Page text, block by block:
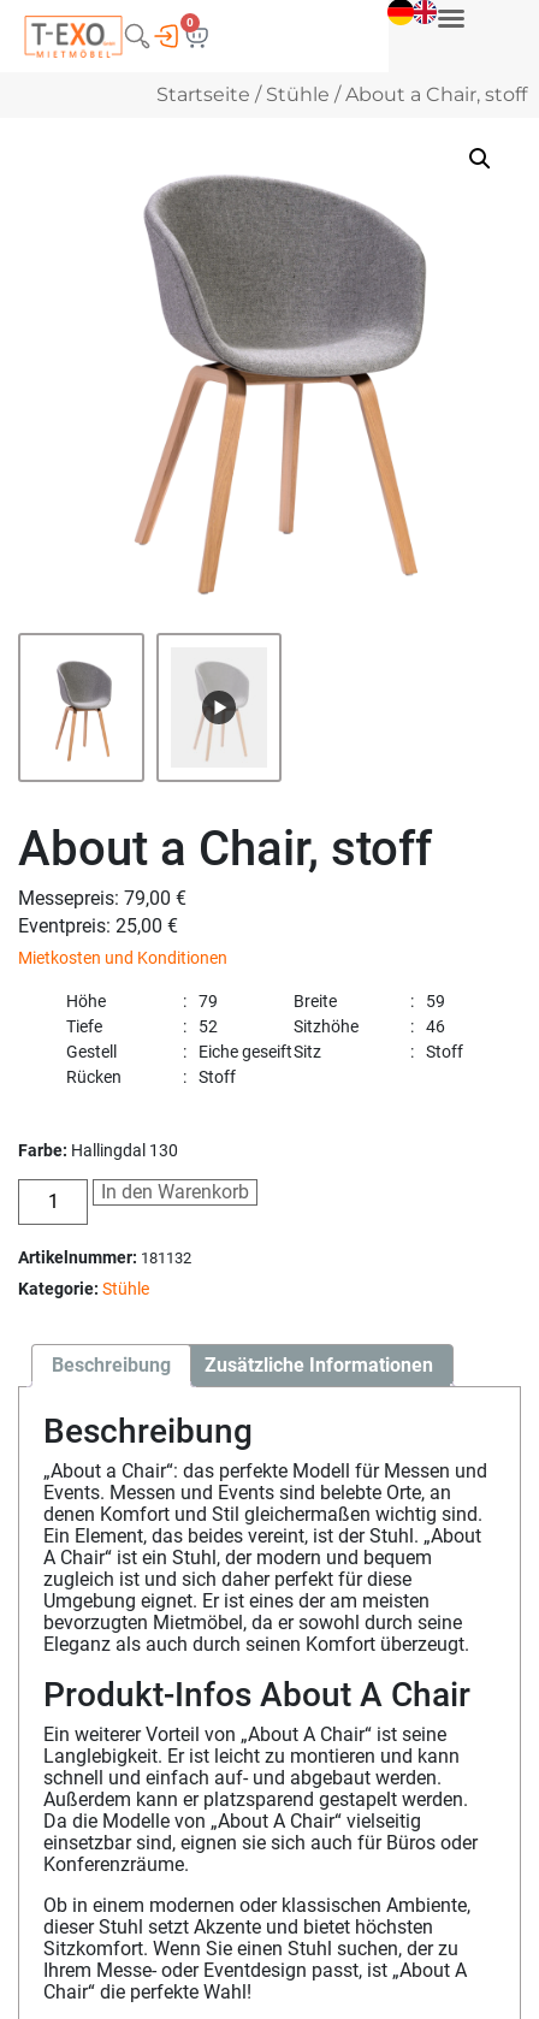
0
Startseite / Stühle / About a Chair, stoff
About a Chair, stoff
Messepreis: 79,00 €
Eventpreis: 25,00 €
Mietkosten und Konditionen
Höhe 79 Breite
59
Tiefe
52 Sitzhöhe
46
Gestell
Eiche geseiftSitz
Stoff
Rücken
Stoff
Farbe: Hallingdal 130
In den Warenkorb
Artikelnummer: 181132
Kategorie: Stühle
Beschreibung Zusätzliche Informationen
Beschreibung
„About a Chair“: das perfekte Modell für Messen und
Events. Messen und Events sind belebte Orte, an
denen Komfort und Stil gleichermaßen wichtig sind.
Ein Element, das beides vereint, ist der Stuhl. „About
A Chair“ ist ein Stuhl, der modern und bequem
zugleich ist und sich daher perfekt für diese
Umgebung eignet. Er ist eines der am meisten
bevorzugten Mietmöbel, da er sowohl durch seine
Eleganz als auch durch seinen Komfort überzeugt.
Produkt-Infos About A Chair
Ein weiterer Vorteil von „About A Chair“ ist seine
Langlebigkeit. Er ist leicht zu montieren und kann
schnell und einfach auf- und abgebaut werden.
Außerdem kann er platzsparend gestapelt werden.
Da die Modelle von „About A Chair“ vielseitig
einsetzbar sind, eignen sie sich auch für Büros oder
Konferenzräume.
Ob in einem modernen oder klassischen Ambiente,
dieser Stuhl setzt Akzente und bietet höchsten
Sitzkomfort. Wenn Sie einen Stuhl suchen, der zu
Ihrem Messe- oder Eventdesign passt, ist „About A
Chair“ die perfekte Wahl!